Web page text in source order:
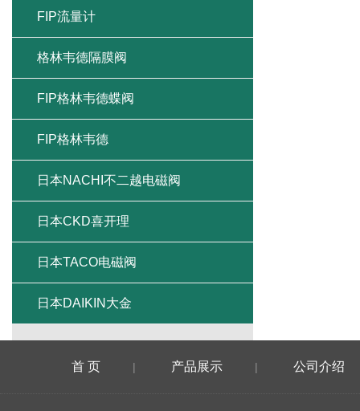
FIP流量计
格林韦德隔膜阀
FIP格林韦德蝶阀
FIP格林韦德
日本NACHI不二越电磁阀
日本CKD喜开理
日本TACO电磁阀
日本DAIKIN大金
首 页 | 产品展示 | 公司介绍